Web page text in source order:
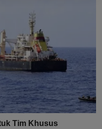
Tim Khusus